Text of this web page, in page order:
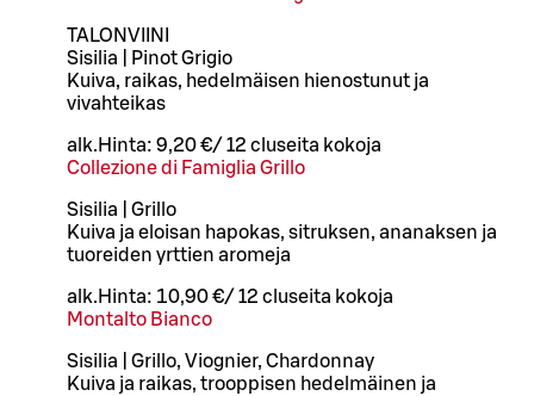
TALONVIINI
Sisilia | Pinot Grigio
Kuiva, raikas, hedelmäisen hienostunut ja
vivahteikas
alk. Hinta: 9,20 €/ 12 cl useita kokoja
Collezione di Famiglia Grillo
Sisilia | Grillo
Kuiva ja eloisan hapokas, sitruksen, ananaksen ja
tuoreiden yrttien aromeja
alk. Hinta: 10,90 €/ 12 cl useita kokoja
Montalto Bianco
Sisilia | Grillo, Viognier, Chardonnay
Kuiva ja raikas, trooppisen hedelmäinen ja